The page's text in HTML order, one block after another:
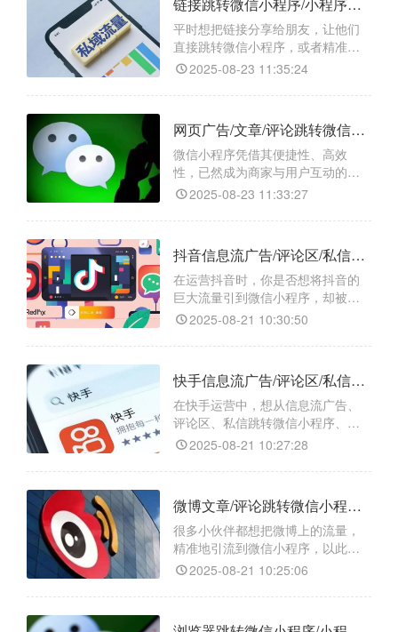
——“天天外链”，它能帮你轻松实现
一键跳转，让流量转化变得轻松又
高效。
平时想把链接分享给朋友，让他们
直接跳转微信小程序，或者精准进
入小程序里的某个页面，甚至生成
觉得特别费劲？要么找不到合适的
大，忙活半天还不一定能成功。别
担心，今天就给大家安利一个超好
用的跳转工具 ——【天天外链】，
不管是链接跳转微信小程序、小
2025-08-23 11:35:24
网页广告/文章/评论跳转微信小程序/小程序任意页面/小程序码的方法是什么？
微信小程序凭借其便捷性、高效
性，已然成为商家与用户互动的重
要平台。然而，如何将网页广告、
微信小程序，成为许多运营者面临
支个招，借助一款神奇的跳转工具
——【天天外链】，轻松实现一键
跳转，让你的流量转化不再是难
题！
2025-08-23 11:33:27
抖音信息流广告/评论区/私信跳转微信小程序/小程序任意页面/小程序码的最新教程
在运营抖音时，你是否想将抖音的
巨大流量引到微信小程序，却被跳
转难题困住？别担心，“天天外链”
2025-08-21 10:30:50
快手信息流广告/评论区/私信跳转微信小程序/小程序任意页面/小程序码的方法
在快手运营中，想从信息流广告、
评论区、私信跳转微信小程序、小
程序任意页面或获取小程序码，由
不过，借助 “天天外链” 这个跳转工
2025-08-21 10:27:28
微博文章/评论跳转微信小程序/小程序任意页面/小程序码如何实现？
很多小伙伴都想把微博上的流量，
精准地引流到微信小程序，以此来
拓展业务、增加曝光度。但无奈微
跳转那是难如登天。不过别担心，
2025-08-21 10:25:06